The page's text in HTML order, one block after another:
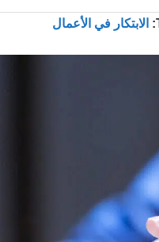
الابتكار في الأعمال